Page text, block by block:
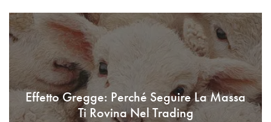
Effetto Gregge: Perché Seguire La Massa
Ti Rovina Nel Trading